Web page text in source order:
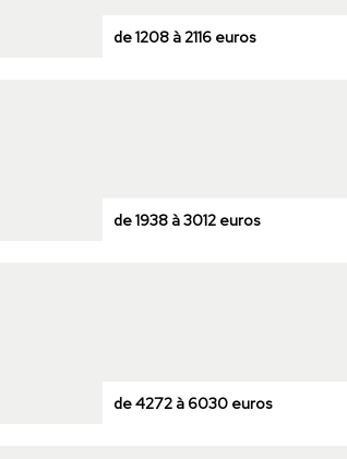
de 1208 à 2116 euros
de 1938 à 3012 euros
de 4272 à 6030 euros